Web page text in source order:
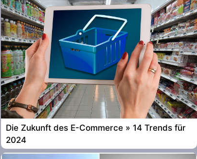
Die Zukunft des E-Commerce » 14 Trends für
2024